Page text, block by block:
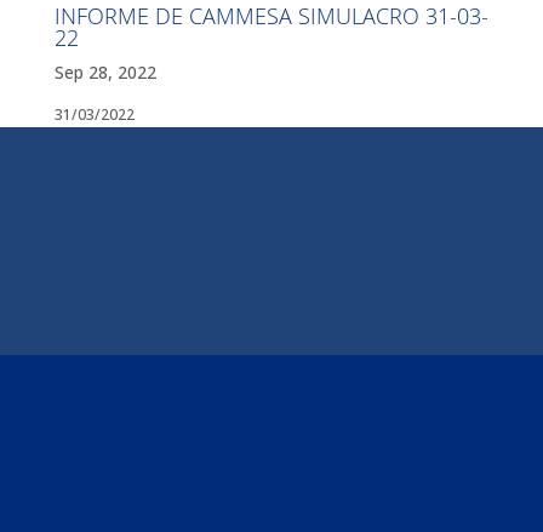
INFORME DE CAMMESA SIMULACRO 31-03-
22
Sep 28, 2022
31/03/2022